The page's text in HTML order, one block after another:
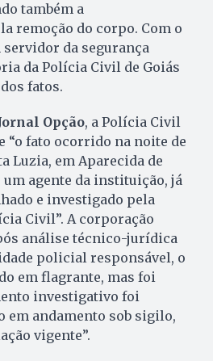
também a
remoção do corpo. Com o
da segurança
da Polícia Civil de Goiás
fatos.
Opção, a Polícia Civil
“o fato ocorrido na noite de
Luzia, em Aparecida de
agente da instituição, já
e investigado pela
Civil”. A corporação
análise técnico-jurídica
policial responsável, o
em flagrante, mas foi
investigativo foi
em andamento sob sigilo,
vigente”.